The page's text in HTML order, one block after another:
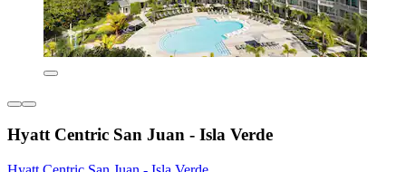
Hyatt Centric San Juan - Isla Verde